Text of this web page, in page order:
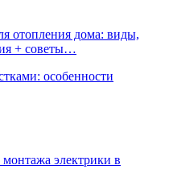
отопления дома: виды,
+ советы…
особенности
электрики в